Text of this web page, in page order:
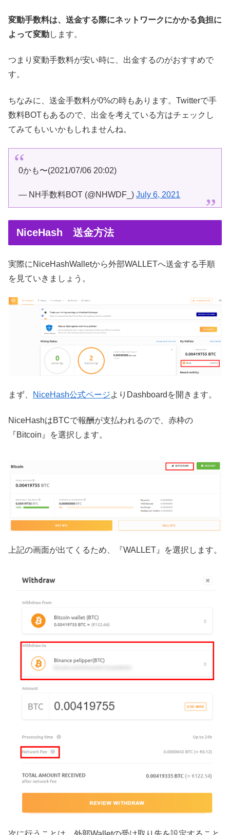
変動手数料は、送金する際にネットワークにかかる負担に
よって変動します。
つまり変動手数料が安い時に、出金するのがおすすめで
す。
ちなみに、送金手数料が0%の時もあります。Twitterで手
数料BOTもあるので、出金を考えている方はチェックし
てみてもいいかもしれませんね。
0かも〜(2021/07/06 20:02)
— NH手数料BOT (@NHWDF_)July 6, 2021
NiceHash 送金方法
実際にNiceHashWalletから外部WALLETへ送金する手順
を見ていきましょう。
まず、 NiceHash公式ページよりDashboardを開きます。
NiceHashはBTCで報酬が支払われるので、赤枠の
『Bitcoin』を選択します。
上記の画面が出てくるため、『WALLET』を選択します。